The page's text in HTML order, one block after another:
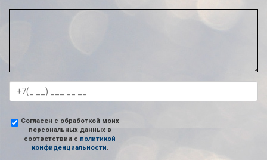
Согласен с обработкой моих
персональных данных в
соответствии с политикой
конфиденциальности.